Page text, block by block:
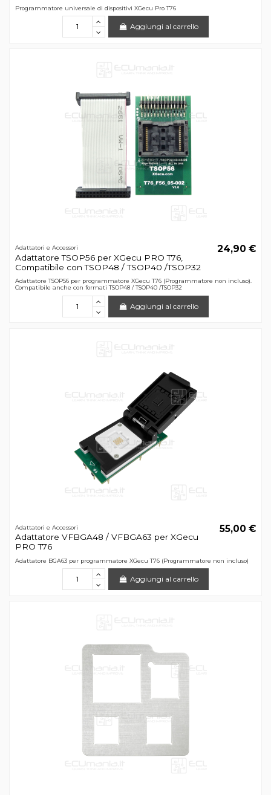
Programmatore universale di dispositivi XGecu Pro T76
Aggiungi al carrello
Adattatori e Accessori
Adattatore TSOP56 per XGecu PRO T76,
Compatibile con TSOP48 / TSOP40 /TSOP32
24,90 €
Adattatore TSOP56 per programmatore XGecu T76 (Programmatore non incluso).
Compatibile anche con formati TSOP48 / TSOP40 /TSOP32
Aggiungi al carrello
Adattatori e Accessori
Adattatore VFBGA48 / VFBGA63 per XGecu
PRO T76
55,00 €
Adattatore BGA63 per programmatore XGecu T76 (Programmatore non incluso)
Aggiungi al carrello